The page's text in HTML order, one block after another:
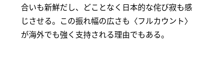
合いも新鮮だし、どことなく日本的な侘び寂も感
じさせる。この振れ幅の広さも〈フルカウント〉
が海外でも強く支持される理由でもある。